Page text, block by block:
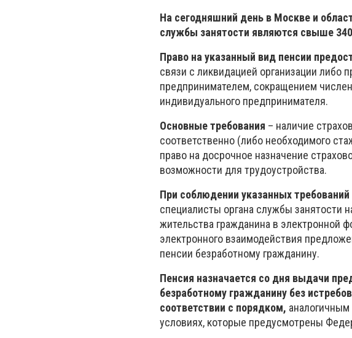
На сегодняшний день в Москве и
службы занятости являются свыше
Право на указанный вид пенсии
связи с ликвидацией организации
предпринимателем, сокращением
индивидуального предпринимателя.
Основные требования – наличие
соответственно (либо необходимого
право на досрочное назначение
возможности для трудоустройства.
При соблюдении указанных требований
специалисты органа службы занятости
жительства гражданина в электронной
электронного взаимодействия
пенсии безработному гражданину.
Пенсия назначается со дня выдачи
безработному гражданину без
соответствии с порядком, аналогичным
условиях, которые предусмотрены